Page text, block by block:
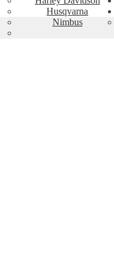
Husqvarna
Nimbus